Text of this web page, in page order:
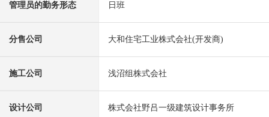
管理员的勤务形态 日班
分售公司 大和住宅工业株式会社(开发商)
施工公司 浅沼组株式会社
设计公司 株式会社野吕一级建筑设计事务所